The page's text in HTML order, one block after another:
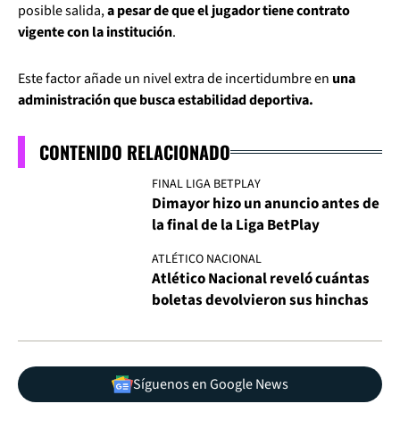
posible salida,a pesar de que el jugador tiene contrato
vigente con la institución.
Este factor añade un nivel extra de incertidumbre en una
administración que busca estabilidad deportiva.
CONTENIDO RELACIONADO
FINAL LIGA BETPLAY
Dimayor hizo un anuncio antes de
la final de la Liga BetPlay
ATLÉTICO NACIONAL
Atlético Nacional reveló cuántas
boletas devolvieron sus hinchas
Síguenos en Google News